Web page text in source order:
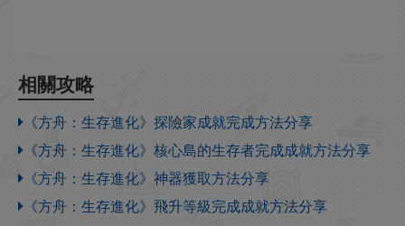
相關攻略
《方舟：生存進化》探險家成就完成方法分享
《方舟：生存進化》核心島的生存者完成成就方法分享
《方舟：生存進化》神器獲取方法分享
《方舟：生存進化》飛升等級完成成就方法分享